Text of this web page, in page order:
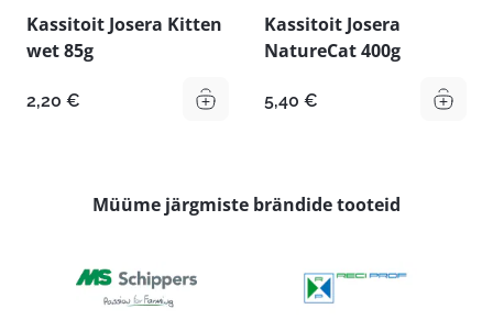
Kassitoit Josera Kitten
wet 85g
2,20 €
Kassitoit Josera
NatureCat 400g
5,40 €
Müüme järgmiste brändide tooteid